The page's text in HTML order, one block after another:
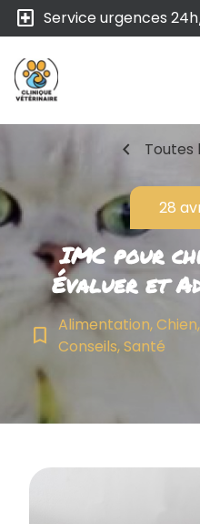
local_hospital Service urgences
chevron_left Toutes
28
IMC pour
Évaluer et
bookmark_border Alimentation, Chien,
Conseils, Santé